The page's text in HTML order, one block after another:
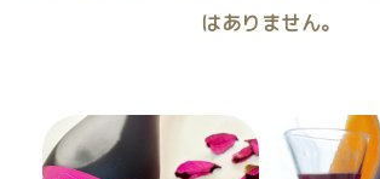
はありません。